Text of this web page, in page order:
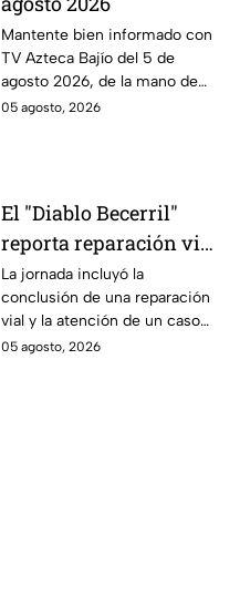
Mantente bien informado con
TV Azteca Bajío del 5 de
agosto 2026, de la mano de
Santiago Espinoza Figueroa y
05 agosto, 2026
El "Diablo Becerril"
reporta reparación vial
y un hecho trágico en
CDMX
La jornada incluyó la
conclusión de una reparación
vial y la atención de un caso
que movilizó a las autoridades.
05 agosto, 2026